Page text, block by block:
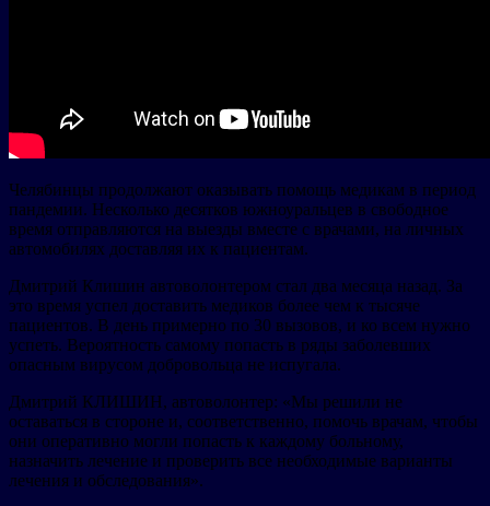
Челябинцы продолжают оказывать помощь медикам в период
пандемии. Несколько десятков южноуральцев в свободное
время отправляются на выезды вместе с врачами, на личных
автомобилях доставляя их к пациентам.
Дмитрий Клишин автоволонтером стал два месяца назад. За
это время успел доставить медиков более чем к тысяче
пациентов. В день примерно по 30 вызовов, и ко всем нужно
успеть. Вероятность самому попасть в ряды заболевших
опасным вирусом добровольца не испугала.
Дмитрий КЛИШИН, автоволонтер: «Мы решили не
оставаться в стороне и, соответственно, помочь врачам, чтобы
они оперативно могли попасть к каждому больному,
назначить лечение и проверить все необходимые варианты
лечения и обследования».